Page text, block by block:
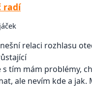
radí
relaci rozhlasu
tím mám problémy,
ale nevím kde a jak.